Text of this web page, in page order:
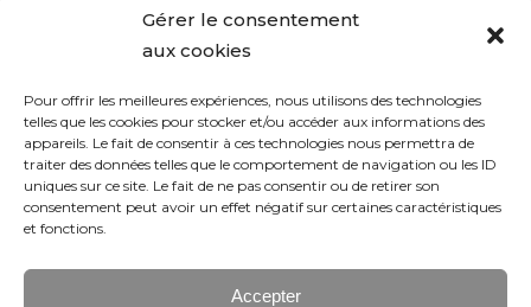
Gérer le consentement
aux cookies
Pour offrir les meilleures expériences, nous utilisons des technologies
telles que les cookies pour stocker et/ou accéder aux informations des
appareils. Le fait de consentir à ces technologies nous permettra de
traiter des données telles que le comportement de navigation ou les ID
uniques sur ce site. Le fait de ne pas consentir ou de retirer son
consentement peut avoir un effet négatif sur certaines caractéristiques
et fonctions.
Accepter
21220 Gevrey Chambertin
06 15 15 80 29
Horaires :sur rendez-vous.